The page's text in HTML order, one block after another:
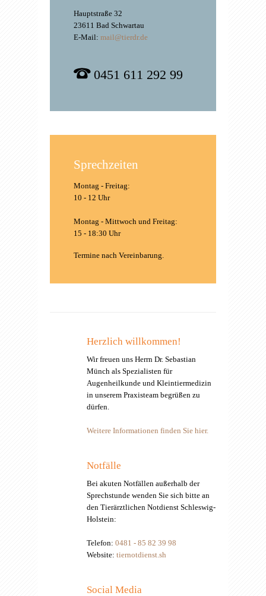
Hauptstraße 32
23611 Bad Schwartau
E-Mail: mail@tierdr.de
0451 611 292 99
Sprechzeiten
Montag - Freitag:
10 - 12 Uhr
Montag - Mittwoch und Freitag:
15 - 18:30 Uhr
Termine nach Vereinbarung.
Herzlich willkommen!
Wir freuen uns Herrn Dr. Sebastian
Münch als Spezialisten für
Augenheilkunde und Kleintiermedizin
in unserem Praxisteam begrüßen zu
dürfen.
Weitere Informationen finden Sie hier.
Notfälle
Bei akuten Notfällen außerhalb der
Sprechstunde wenden Sie sich bitte an
den Tierärztlichen Notdienst Schleswig-
Holstein:
Telefon: 0481 - 85 82 39 98
Website: tiernotdienst.sh
Social Media